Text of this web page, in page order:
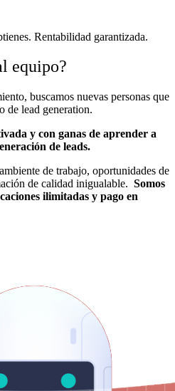
Rentabilidad garantizada.
equipo?
buscamos nuevas personas que
de lead generation.
y con ganas de aprender a
de leads.
de trabajo, oportunidades de
de calidad inigualable. Somos
ilimitadas y pago en